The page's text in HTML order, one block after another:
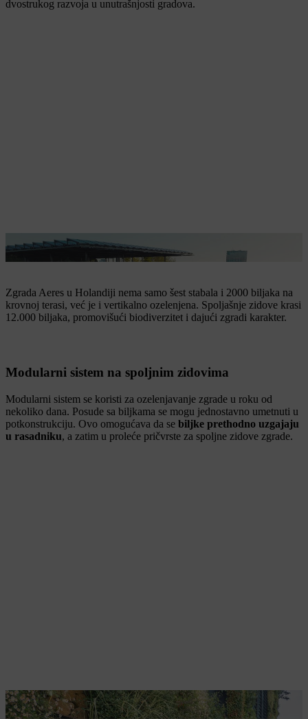
dvostrukog razvoja u unutrašnjosti gradova.
Najzeleniji kampus u Holandiji nalazi se u Almereu.
Zgrada Aeres u Holandiji nema samo šest stabala i 2000 biljaka na
krovnoj terasi, već je i vertikalno ozelenjena. Spoljašnje zidove krasi
12.000 biljaka, promovišući biodiverzitet i dajući zgradi karakter.
Modularni sistem na spoljnim zidovima
Modularni sistem se koristi za ozelenjavanje zgrade u roku od
nekoliko dana. Posude sa biljkama se mogu jednostavno umetnuti u
potkonstrukciju. Ovo omogućava da se biljke prethodno uzgajaju
u rasadniku, a zatim u proleće pričvrste za spoljne zidove zgrade.
Biljke rastu u pločama sa kamenom vunom.